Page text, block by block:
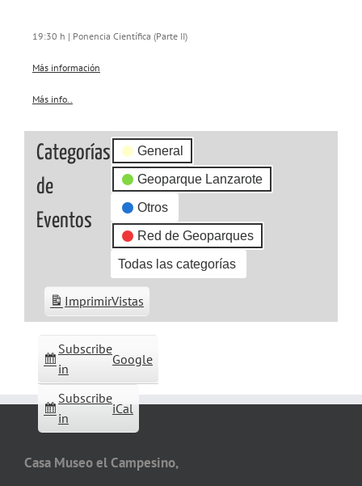
19:30 h | Ponencia Científica (Parte II)
Más información
Más info..
Categorías
de
Eventos
General
Geoparque Lanzarote
Otros
Red de Geoparques
Todas las categorías
Subscribe
in
Google
Subscribe
in
iCal
ImprimirVistas
Casa Museo el Campesino,